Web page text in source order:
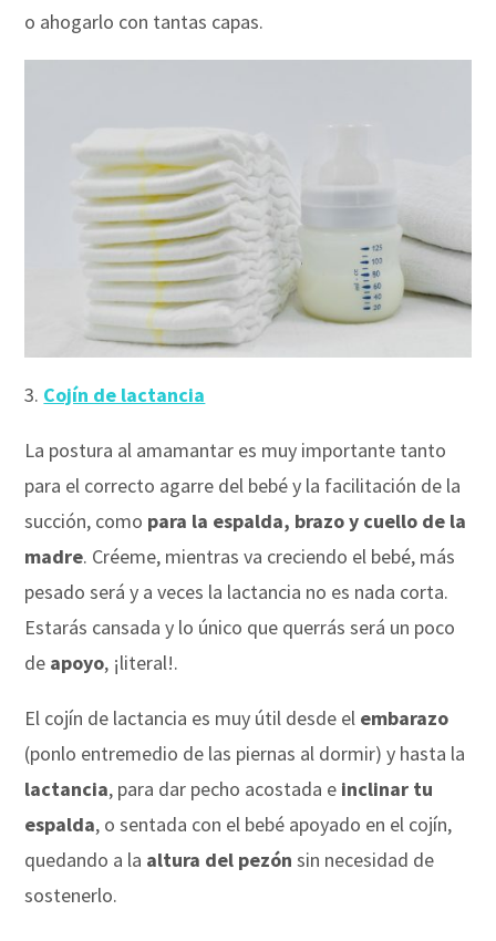
o ahogarlo con tantas capas.
3. Cojín de lactancia
La postura al amamantar es muy importante tanto
para el correcto agarre del bebé y la facilitación de la
succión, como para la espalda, brazo y cuello de la
madre. Créeme, mientras va creciendo el bebé, más
pesado será y a veces la lactancia no es nada corta.
Estarás cansada y lo único que querrás será un poco
de apoyo, ¡literal!.
El cojín de lactancia es muy útil desde el embarazo
(ponlo entremedio de las piernas al dormir) y hasta la
lactancia, para dar pecho acostada e inclinar tu
espalda, o sentada con el bebé apoyado en el cojín,
quedando a la altura del pezón sin necesidad de
sostenerlo.